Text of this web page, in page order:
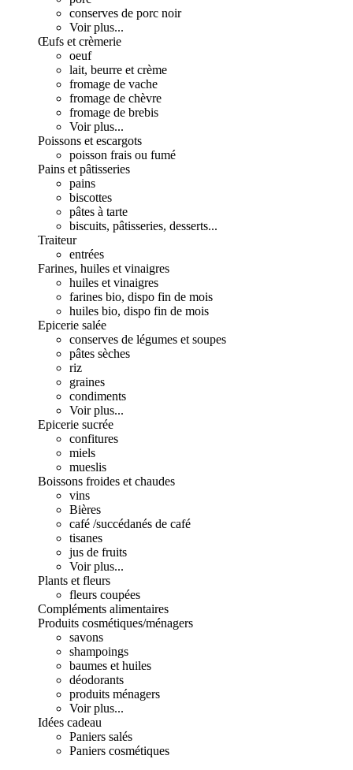
conserves de porc noir
Voir plus...
Œufs et crèmerie
oeuf
lait, beurre et crème
fromage de vache
fromage de chèvre
fromage de brebis
Voir plus...
Poissons et escargots
poisson frais ou fumé
Pains et pâtisseries
pains
biscottes
pâtes à tarte
biscuits, pâtisseries, desserts...
Traiteur
entrées
Farines, huiles et vinaigres
huiles et vinaigres
farines bio, dispo fin de mois
huiles bio, dispo fin de mois
Epicerie salée
conserves de légumes et soupes
pâtes sèches
riz
graines
condiments
Voir plus...
Epicerie sucrée
confitures
miels
mueslis
Boissons froides et chaudes
vins
Bières
café /succédanés de café
tisanes
jus de fruits
Voir plus...
Plants et fleurs
fleurs coupées
Compléments alimentaires
Produits cosmétiques/ménagers
savons
shampoings
baumes et huiles
déodorants
produits ménagers
Voir plus...
Idées cadeau
Paniers salés
Paniers cosmétiques